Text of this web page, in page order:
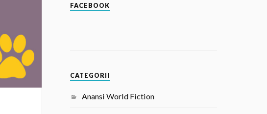
FACEBOOK
CATEGORII
Anansi World Fiction